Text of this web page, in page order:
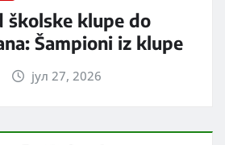
školske klupe do
Šampioni iz klupe
јул 27, 2026